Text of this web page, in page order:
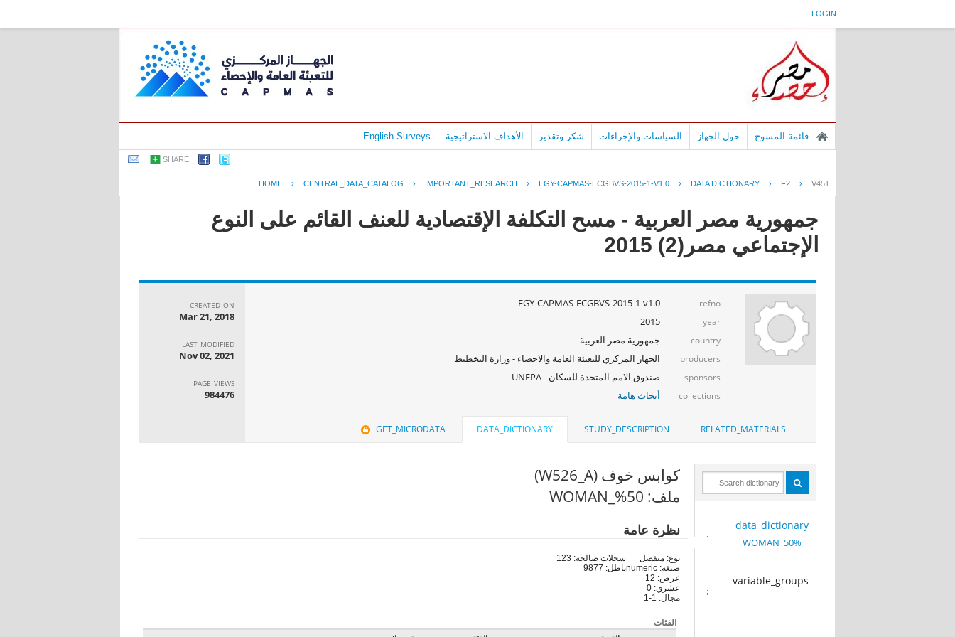
LOGIN
قائمة المسوح حول الجهاز السياسات والإجراءات شكر وتقدير الأهداف الاستراتيجية English Surveys
SHARE
HOME › CENTRAL_DATA_CATALOG › IMPORTANT_RESEARCH › EGY-CAPMAS-ECGBVS-2015-1-V1.0 › DATA DICTIONARY › F2 › V451
جمهورية مصر العربية - مسح التكلفة الإقتصادية للعنف القائم على النوع
الإجتماعي مصر(2) 2015
refno
EGY-CAPMAS-ECGBVS-2015-1-v1.0
year
2015
country جمهورية مصر العربية
producers الجهاز المركزي للتعبئة العامة والاحصاء - وزارة التخطيط
sponsors صندوق الامم المتحدة للسكان - UNFPA -
collections أبحاث هامة
CREATED_ON
Mar 21, 2018
LAST_MODIFIED
Nov 02, 2021
PAGE_VIEWS
984476
RELATED_MATERIALS
STUDY_DESCRIPTION
DATA_DICTIONARY
GET_MICRODATA
data_dictionary
50%_WOMAN
variable_groups
كوابس خوف (W526_A)
ملف: 50%_WOMAN
نظرة عامة
نوع: منفصل
صيغة: numeric
عرض: 12
عشري: 0
مجال: 1-1
سجلات صالحة: 123
باطل: 9877
الفئات